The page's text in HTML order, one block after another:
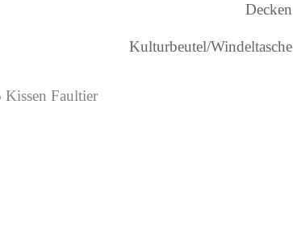
Decken
Kulturbeutel/Windeltasche
Faultier